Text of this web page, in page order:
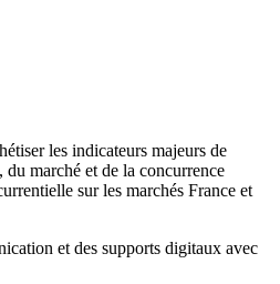
les indicateurs majeurs de
marché et de la concurrence
sur les marchés France et
et des supports digitaux avec